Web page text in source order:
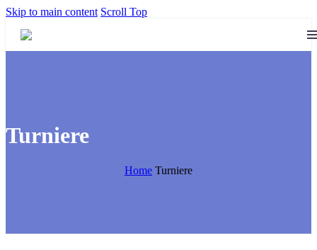
Skip to main content Scroll Top
Turniere
Home Turniere